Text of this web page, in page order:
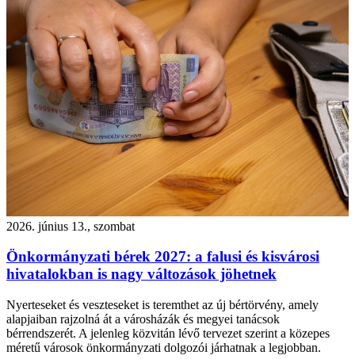
2026. június 13., szombat
Önkormányzati bérek 2027: a falusi és kisvárosi
hivatalokban is nagy változások jöhetnek
Nyerteseket és veszteseket is teremthet az új bértörvény, amely
alapjaiban rajzolná át a városházák és megyei tanácsok
bérrendszerét. A jelenleg közvitán lévő tervezet szerint a közepes
méretű városok önkormányzati dolgozói járhatnak a legjobban.